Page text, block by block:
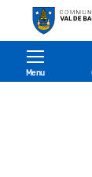
Menu